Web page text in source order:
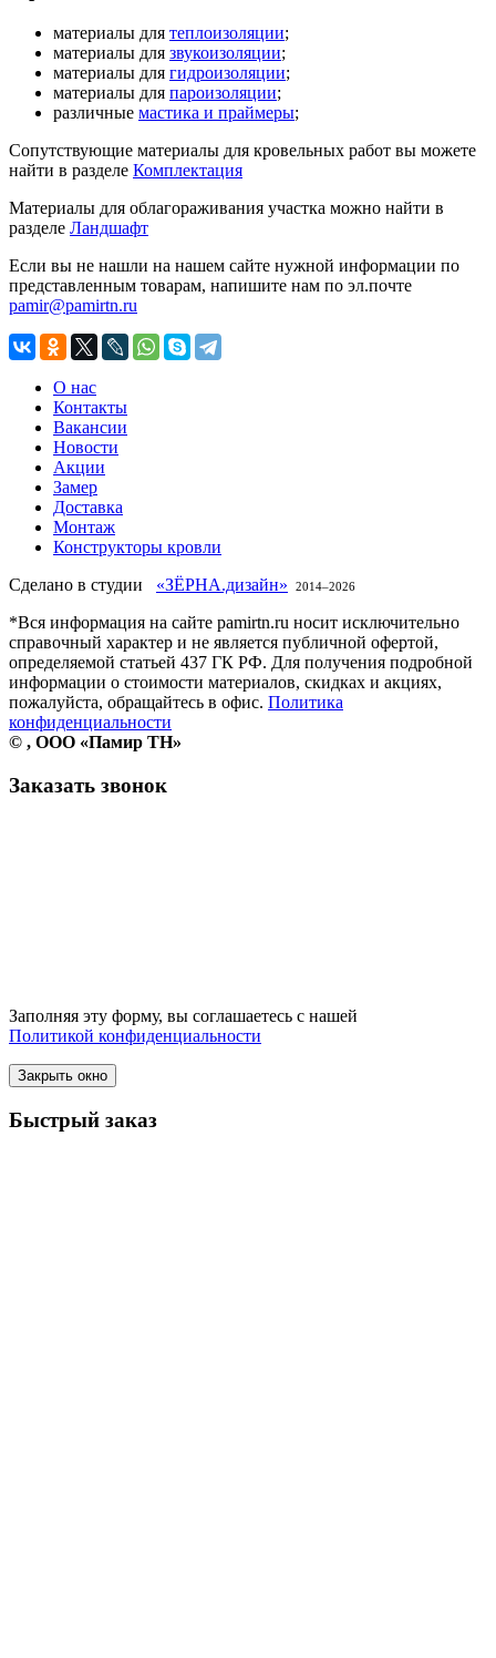
материалы для теплоизоляции;
материалы для звукоизоляции;
материалы для гидроизоляции;
материалы для пароизоляции;
различные мастика и праймеры;
Сопутствующие материалы для кровельных работ вы можете
найти в разделе Комплектация
Материалы для облагораживания участка можно найти в
разделе Ландшафт
Если вы не нашли на нашем сайте нужной информации по
представленным товарам, напишите нам по эл.почте
pamir@pamirtn.ru
О нас
Контакты
Вакансии
Новости
Акции
Замер
Доставка
Монтаж
Конструкторы кровли
Сделано в студии «ЗЁРНА.дизайн» 2014–2026
*Вся информация на сайте pamirtn.ru носит исключительно
справочный характер и не является публичной офертой,
определяемой статьей 437 ГК РФ. Для получения подробной
информации о стоимости материалов, скидках и акциях,
пожалуйста, обращайтесь в офис. Политика
конфиденциальности
© , ООО «Памир ТН»
Заказать звонок
Заполняя эту форму, вы соглашаетесь с нашей
Политикой конфиденциальности
Закрыть окно
Быстрый заказ